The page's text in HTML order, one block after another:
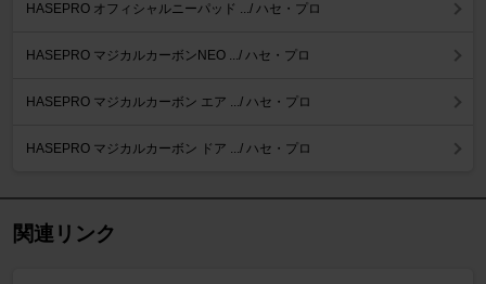
HASEPRO オフィシャルニーパッド .../ ハセ・プロ
HASEPRO マジカルカーボンNEO .../ ハセ・プロ
HASEPRO マジカルカーボン エア .../ ハセ・プロ
HASEPRO マジカルカーボン ドア .../ ハセ・プロ
関連リンク